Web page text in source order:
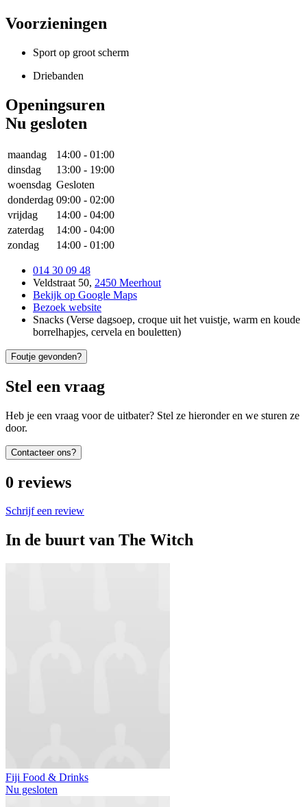
Voorzieningen
Sport op groot scherm
Driebanden
Openingsuren
Nu gesloten
maandag 14:00 - 01:00
dinsdag
13:00 - 19:00
woensdag Gesloten
donderdag 09:00 - 02:00
vrijdag
14:00 - 04:00
zaterdag
14:00 - 04:00
zondag
14:00 - 01:00
014 30 09 48
Veldstraat 50, 2450 Meerhout
Bekijk op Google Maps
Bezoek website
Snacks (Verse dagsoep, croque uit het vuistje, warm en koude
borrelhapjes, cervela en bouletten)
Foutje gevonden?
Stel een vraag
Heb je een vraag voor de uitbater? Stel ze hieronder en we sturen ze
door.
Contacteer ons?
0 reviews
Schrijf een review
In de buurt van The Witch
Fiji Food & Drinks
Nu gesloten